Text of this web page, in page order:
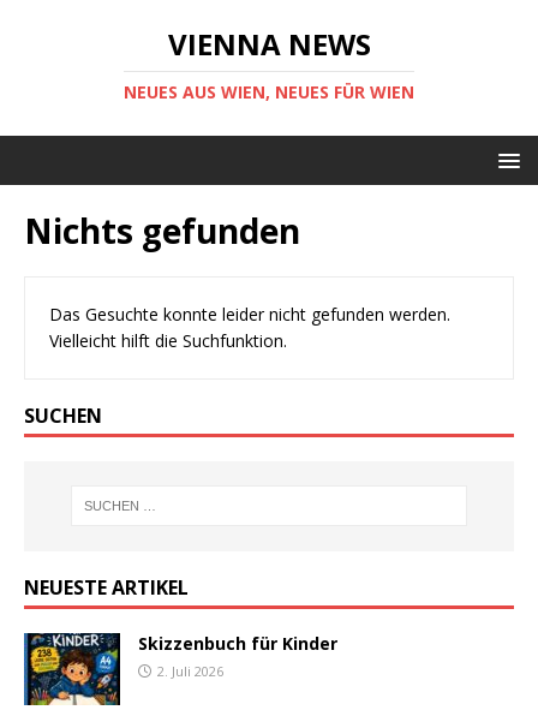
VIENNA NEWS
NEUES AUS WIEN, NEUES FÜR WIEN
Nichts gefunden
Das Gesuchte konnte leider nicht gefunden werden.
Vielleicht hilft die Suchfunktion.
SUCHEN
NEUESTE ARTIKEL
Skizzenbuch für Kinder
2. Juli 2026